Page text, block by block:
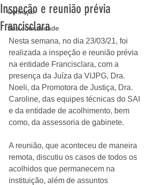
Começar
Sua comunidade
Inspeção e reunião prévia
Francisclara
Nesta semana, no dia 23/03/21, foi
realizada a inspeção e reunião prévia
na entidade Francisclara, com a
presença da Juíza da VIJPG, Dra.
Noeli, da Promotora de Justiça, Dra.
Caroline, das equipes técnicas do SAI
e da entidade de acolhimento, bem
como, da assessoria de gabinete.
A reunião, que aconteceu de maneira
remota, discutiu os casos de todos os
acolhidos que permanecem na
instituição, além de assuntos